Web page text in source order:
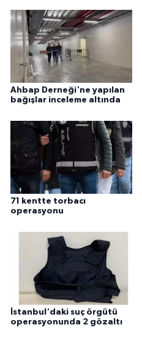
Ahbap Derneği'ne yapılan
bağışlar inceleme altında
71 kentte torbacı
operasyonu
İstanbul'daki suç örgütü
operasyonunda 2 gözaltı